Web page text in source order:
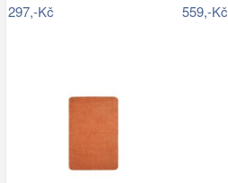
297,-Kč 559,-Kč